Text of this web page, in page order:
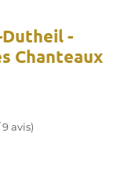
Dutheil -
Chanteaux
9 avis)